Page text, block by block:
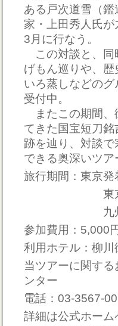
ある戸次道雪（
家・上田秀人氏
3月に行なう。
この対談と、同
げもん巡りや、
いろ蒸しなどの
受付中。
またこの期間、
てきた国宝短刀
跡を辿り、対談
できる奥深いツア
旅行期間：東京
東京発着2
九州発着1
参加費用：5,000
利用ホテル：柳
当ツアーに関す
ンター
電話：03-3567-
詳細は公式ホー